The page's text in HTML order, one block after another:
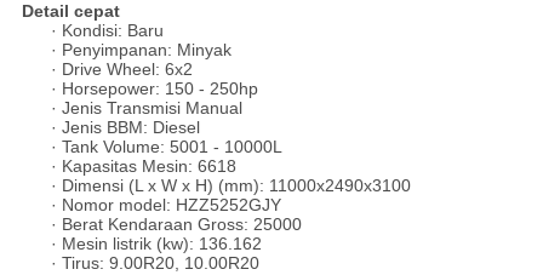
Detail cepat
· Kondisi: Baru
· Penyimpanan: Minyak
· Drive Wheel: 6x2
· Horsepower: 150 - 250hp
· Jenis Transmisi Manual
· Jenis BBM: Diesel
· Tank Volume: 5001 - 10000L
· Kapasitas Mesin: 6618
· Dimensi (L x W x H) (mm): 11000x2490x3100
· Nomor model: HZZ5252GJY
· Berat Kendaraan Gross: 25000
· Mesin listrik (kw): 136.162
· Tirus: 9.00R20, 10.00R20